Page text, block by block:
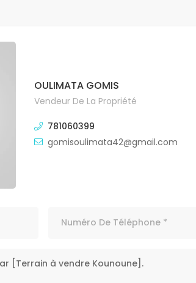
OULIMATA GOMIS
Vendeur De La Propriété
781060399
gomisoulimata42@gmail.com